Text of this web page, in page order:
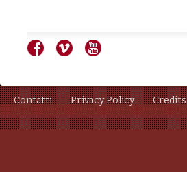
Contatti Privacy Policy Credits